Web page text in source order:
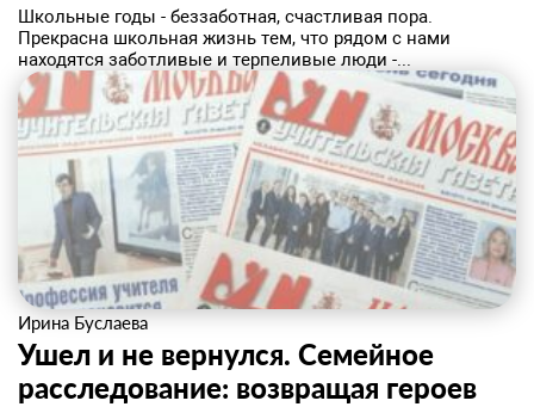
​Школьные годы - беззаботная, счастливая пора.
Прекрасна школьная жизнь тем, что рядом с нами
находятся заботливые и терпеливые люди -...
Ирина Буслаева
Ушел и не вернулся. Семейное
расследование: возвращая героев